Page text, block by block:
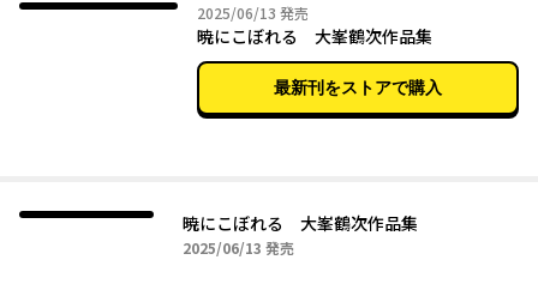
『宵にほころぶ 大峯鶴次作品集』と同時刊行。
2025/06/13 2025年06月13日
発売
暁にこぼれる 大峯鶴次作品集
最新刊をストアで購入
暁にこぼれる 大峯鶴次作品集
2025/06/13 2025年06月13日
発売